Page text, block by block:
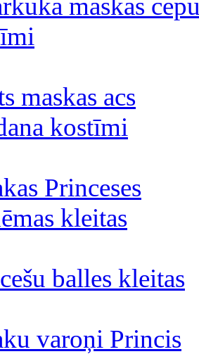
maskas
maskas acs
kostīmi
Princeses
kleitas
balles kleitas
varoņi Princis